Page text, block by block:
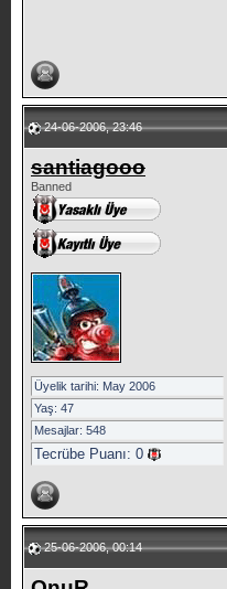
24-06-2006, 23:46
santiagooo
Banned
Üyelik tarihi: May 2006
Yaş: 47
Mesajlar: 548
Tecrübe Puanı: 0
25-06-2006, 00:14